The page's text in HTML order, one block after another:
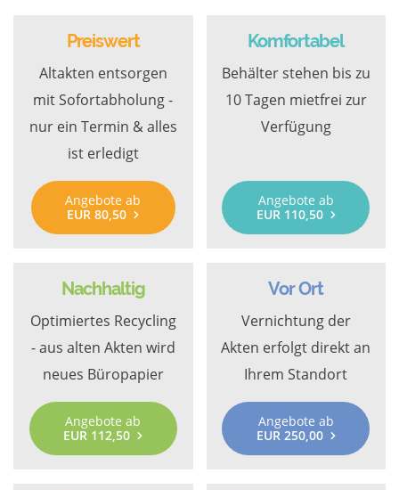
Preiswert
Altakten entsorgen
mit Sofortabholung -
nur ein Termin & alles
ist erledigt
Angebote ab
EUR 80,50
Komfortabel
Behälter stehen bis zu
10 Tagen mietfrei zur
Verfügung
Angebote ab
EUR 110,50
Nachhaltig
Optimiertes Recycling
- aus alten Akten wird
neues Büropapier
Angebote ab
EUR 112,50
Vor Ort
Vernichtung der
Akten erfolgt direkt an
Ihrem Standort
Angebote ab
EUR 250,00